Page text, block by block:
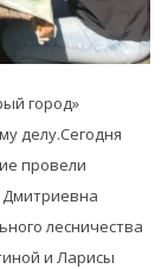
город»
делу.Сегодня
провели
Дмитриевна
лесничества
и Ларисы